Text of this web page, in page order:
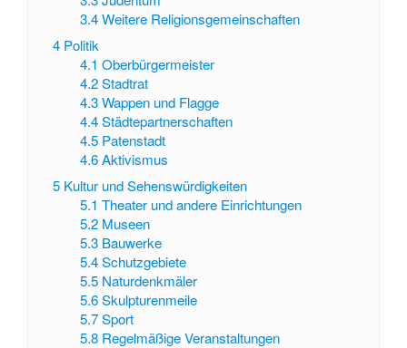
3.4 Weitere Religionsgemeinschaften
4 Politik
4.1 Oberbürgermeister
4.2 Stadtrat
4.3 Wappen und Flagge
4.4 Städtepartnerschaften
4.5 Patenstadt
4.6 Aktivismus
5 Kultur und Sehenswürdigkeiten
5.1 Theater und andere Einrichtungen
5.2 Museen
5.3 Bauwerke
5.4 Schutzgebiete
5.5 Naturdenkmäler
5.6 Skulpturenmeile
5.7 Sport
5.8 Regelmäßige Veranstaltungen